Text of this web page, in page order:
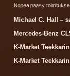
Nopea paasy
Michael C. Hall –
Mercedes-Benz
K-Market
K-Market